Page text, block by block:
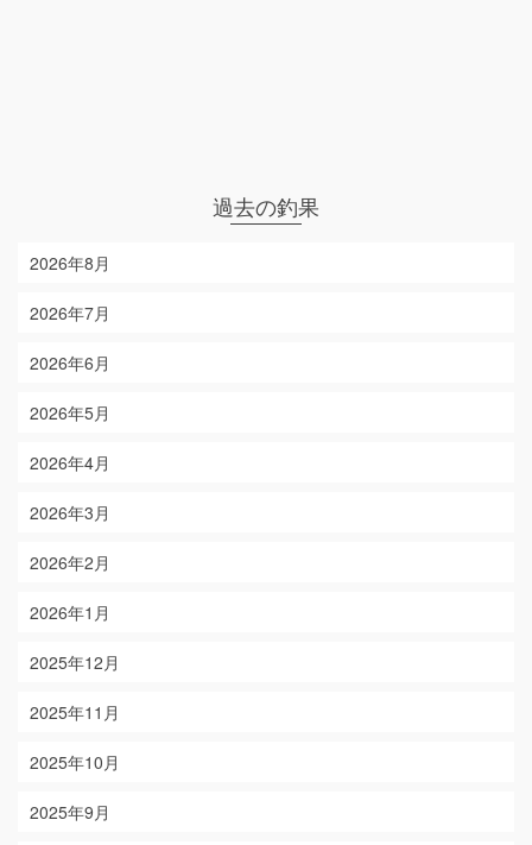
過去の釣果
2026年8月
2026年7月
2026年6月
2026年5月
2026年4月
2026年3月
2026年2月
2026年1月
2025年12月
2025年11月
2025年10月
2025年9月